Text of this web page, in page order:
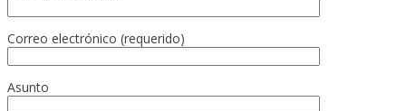
Correo electrónico (requerido)
Asunto